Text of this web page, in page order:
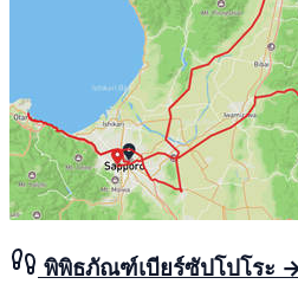
พิพิธภัณฑ์เบียร์ซัปโปโระ